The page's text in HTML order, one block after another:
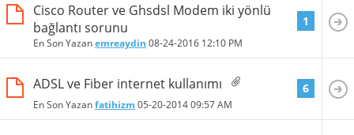
Cisco Router ve Ghsdsl Modem iki yönlü
bağlantı sorunu
En Son Yazanemreaydin 08-24-2016 12:10 PM
1
ADSL ve Fiber internet kullanımı
En Son Yazanfatihizm 05-20-201409:57 AM
6